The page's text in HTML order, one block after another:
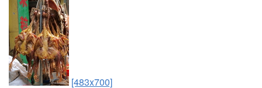
[483x700]